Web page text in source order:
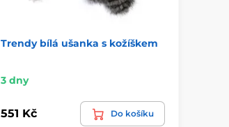
Trendy bílá ušanka s kožíškem
3 dny
551 Kč Do košíku